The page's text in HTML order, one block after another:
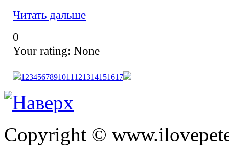
Читать дальше
0
Your rating: None
1 234567891011 121314151617
Copyright ©